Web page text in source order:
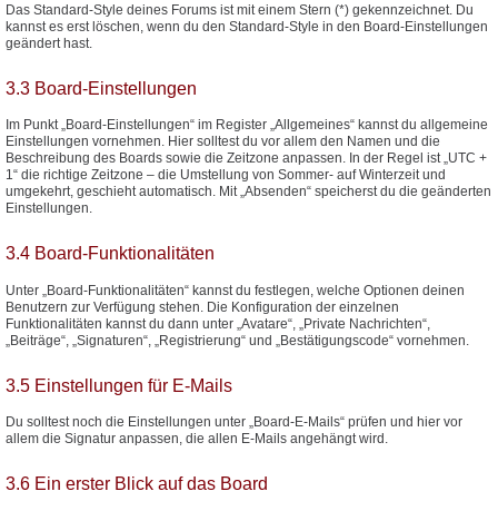
Das Standard-Style deines Forums ist mit einem Stern (*) gekennzeichnet. Du
kannst es erst löschen, wenn du den Standard-Style in den Board-Einstellungen
geändert hast.
3.3 Board-Einstellungen
Im Punkt „Board-Einstellungen“ im Register „Allgemeines“ kannst du allgemeine
Einstellungen vornehmen. Hier solltest du vor allem den Namen und die
Beschreibung des Boards sowie die Zeitzone anpassen. In der Regel ist „UTC +
1“ die richtige Zeitzone – die Umstellung von Sommer- auf Winterzeit und
umgekehrt, geschieht automatisch. Mit „Absenden“ speicherst du die geänderten
Einstellungen.
3.4 Board-Funktionalitäten
Unter „Board-Funktionalitäten“ kannst du festlegen, welche Optionen deinen
Benutzern zur Verfügung stehen. Die Konfiguration der einzelnen
Funktionalitäten kannst du dann unter „Avatare“, „Private Nachrichten“,
„Beiträge“, „Signaturen“, „Registrierung“ und „Bestätigungscode“ vornehmen.
3.5 Einstellungen für E-Mails
Du solltest noch die Einstellungen unter „Board-E-Mails“ prüfen und hier vor
allem die Signatur anpassen, die allen E-Mails angehängt wird.
3.6 Ein erster Blick auf das Board